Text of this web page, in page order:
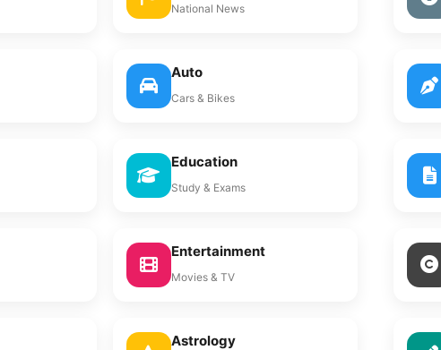
National News
Auto
Cars & Bikes
Education
Study & Exams
Entertainment
Movies & TV
Astrology